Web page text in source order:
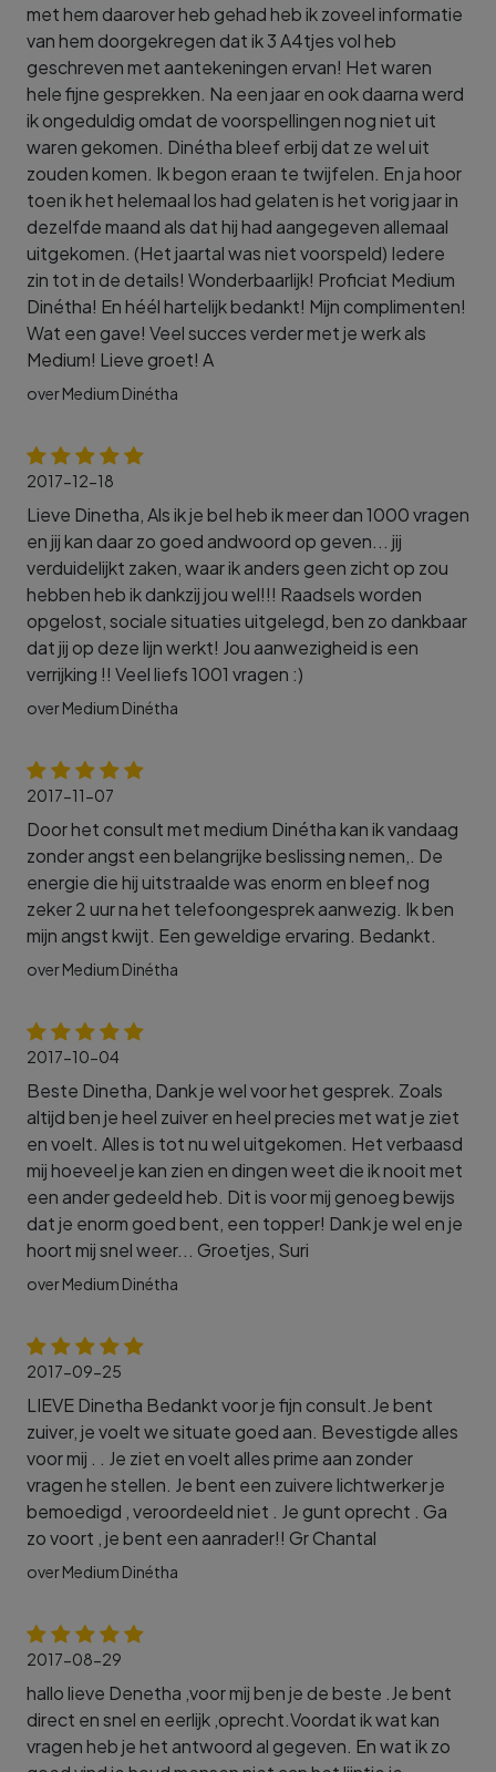
met hem daarover heb gehad heb ik zoveel informatie
van hem doorgekregen dat ik 3 A4tjes vol heb
geschreven met aantekeningen ervan! Het waren
hele fijne gesprekken. Na een jaar en ook daarna werd
ik ongeduldig omdat de voorspellingen nog niet uit
waren gekomen. Dinétha bleef erbij dat ze wel uit
zouden komen. Ik begon eraan te twijfelen. En ja hoor
toen ik het helemaal los had gelaten is het vorig jaar in
dezelfde maand als dat hij had aangegeven allemaal
uitgekomen. (Het jaartal was niet voorspeld) Iedere
zin tot in de details! Wonderbaarlijk! Proficiat Medium
Dinétha! En héél hartelijk bedankt! Mijn complimenten!
Wat een gave! Veel succes verder met je werk als
Medium! Lieve groet! A
over Medium Dinétha
2017-12-18
Lieve Dinetha, Als ik je bel heb ik meer dan 1000 vragen
en jij kan daar zo goed andwoord op geven... jij
verduidelijkt zaken, waar ik anders geen zicht op zou
hebben heb ik dankzij jou wel!!! Raadsels worden
opgelost, sociale situaties uitgelegd, ben zo dankbaar
dat jij op deze lijn werkt! Jou aanwezigheid is een
verrijking !! Veel liefs 1001 vragen :)
over Medium Dinétha
2017-11-07
Door het consult met medium Dinétha kan ik vandaag
zonder angst een belangrijke beslissing nemen,. De
energie die hij uitstraalde was enorm en bleef nog
zeker 2 uur na het telefoongesprek aanwezig. Ik ben
mijn angst kwijt. Een geweldige ervaring. Bedankt.
over Medium Dinétha
2017-10-04
Beste Dinetha, Dank je wel voor het gesprek. Zoals
altijd ben je heel zuiver en heel precies met wat je ziet
en voelt. Alles is tot nu wel uitgekomen. Het verbaasd
mij hoeveel je kan zien en dingen weet die ik nooit met
een ander gedeeld heb. Dit is voor mij genoeg bewijs
dat je enorm goed bent, een topper! Dank je wel en je
hoort mij snel weer... Groetjes, Suri
over Medium Dinétha
2017-09-25
LIEVE Dinetha Bedankt voor je fijn consult.Je bent
zuiver, je voelt we situate goed aan. Bevestigde alles
voor mij . . Je ziet en voelt alles prime aan zonder
vragen he stellen. Je bent een zuivere lichtwerker je
bemoedigd , veroordeeld niet . Je gunt oprecht . Ga
zo voort , je bent een aanrader!! Gr Chantal
over Medium Dinétha
2017-08-29
hallo lieve Denetha ,voor mij ben je de beste .Je bent
direct en snel en eerlijk ,oprecht.Voordat ik wat kan
vragen heb je het antwoord al gegeven. En wat ik zo